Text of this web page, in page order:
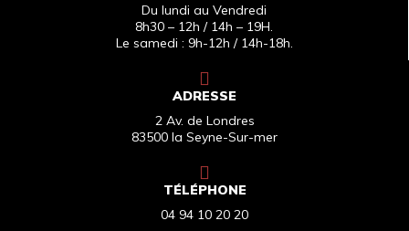
Du lundi au Vendredi
8h30 – 12h / 14h – 19H.
Le samedi : 9h-12h / 14h-18h.
ADRESSE
2 Av. de Londres
83500 la Seyne-Sur-mer
TÉLÉPHONE
04 94 10 20 20